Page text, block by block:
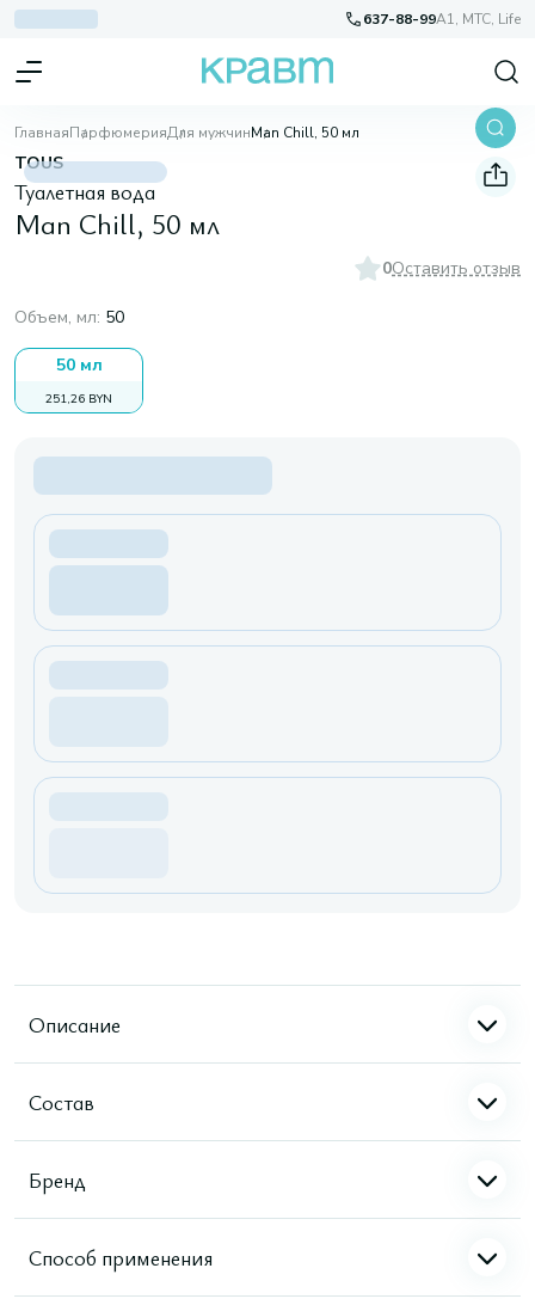
637-88-99A1, МТС, Life
ГлавнаяПарфюмерияДля мужчинMan Chill, 50 мл
TOUS
Туалетная вода
Man Chill, 50 мл
0Оставить отзыв
Объем, мл: 50
50 мл
251,26 BYN
Описание
Состав
Бренд
Способ применения